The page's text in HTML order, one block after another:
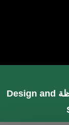
Design and